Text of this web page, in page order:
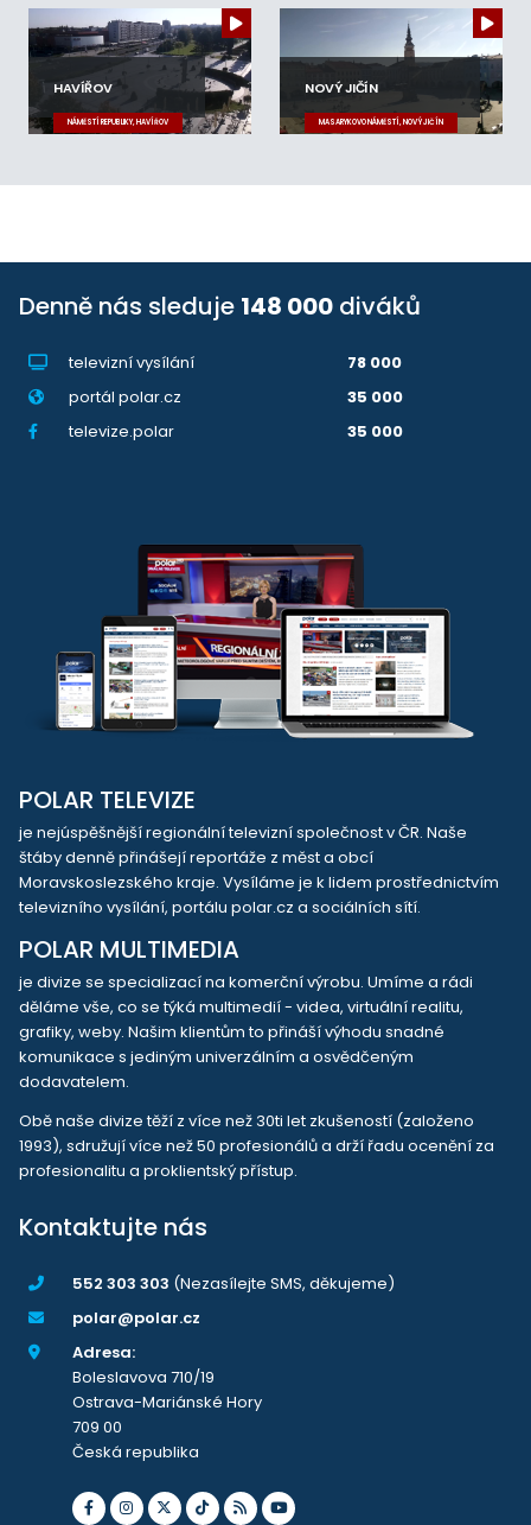
HAVÍŘOV
NÁMĚSTÍ REPUBLIKY, HAVÍŘOV
NOVÝ JIČÍN
MASARYKOVO NÁMĚSTÍ, NOVÝ JIČÍN
Denně nás sleduje 148 000 diváků
televizní vysílání
78 000
portál polar.cz
35 000
televize.polar
35 000
POLAR TELEVIZE
je nejúspěšnější regionální televizní společnost v ČR. Naše
štáby denně přinášejí reportáže z měst a obcí
Moravskoslezského kraje. Vysíláme je k lidem prostřednictvím
televizního vysílání, portálu polar.cz a sociálních sítí.
POLAR MULTIMEDIA
je divize se specializací na komerční výrobu. Umíme a rádi
děláme vše, co se týká multimedií - videa, virtuální realitu,
grafiky, weby. Našim klientům to přináší výhodu snadné
komunikace s jediným univerzálním a osvědčeným
dodavatelem.
Obě naše divize těží z více než 30ti let zkušeností (založeno
1993), sdružují více než 50 profesionálů a drží řadu ocenění za
profesionalitu a proklientský přístup.
Kontaktujte nás
552 303 303 (Nezasílejte SMS, děkujeme)
polar@polar.cz
Adresa:
Boleslavova 710/19
Ostrava-Mariánské Hory
709 00
Česká republika